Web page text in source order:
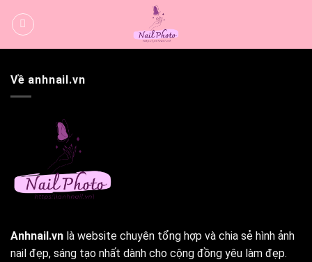
qua
Về anhnail.vn
Anhnail.vn là website chuyên tổng hợp và chia sẻ hình ảnh
nail đẹp, sáng tạo nhất dành cho cộng đồng yêu làm đẹp.